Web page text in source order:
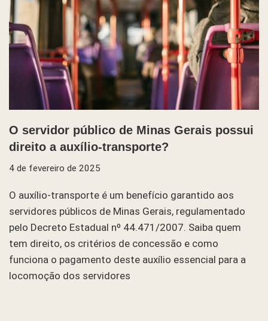
O servidor público de Minas Gerais possui
direito a auxílio-transporte?
4 de fevereiro de 2025
O auxílio-transporte é um benefício garantido aos
servidores públicos de Minas Gerais, regulamentado
pelo Decreto Estadual nº 44.471/2007. Saiba quem
tem direito, os critérios de concessão e como
funciona o pagamento deste auxílio essencial para a
locomoção dos servidores